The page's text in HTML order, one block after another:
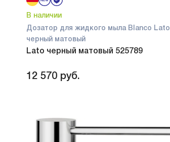
В наличии
Дозатор для жидкого мыла Blanco Lato
черный матовый
Lato черный матовый 525789
12 570 руб.